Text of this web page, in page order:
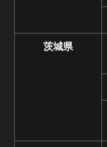
茨城県